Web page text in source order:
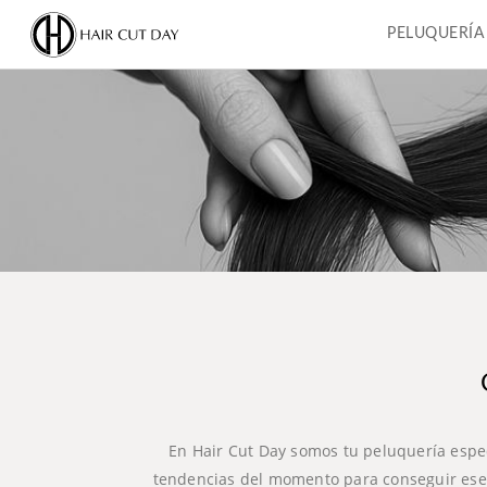
PELUQUERÍA
En Hair Cut Day somos tu peluquería
tendencias del momento para conseguir